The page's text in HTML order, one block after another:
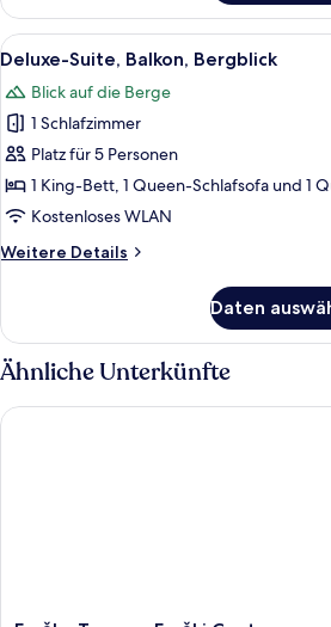
Doppelzimmer,
Balkon,
Bergblick
Alle
Fotos
für
Deluxe-
Suite,
Balkon,
Bergblick
Ein
7
Deluxe-Suite, Balkon, Bergblick
Blick auf die Berge
1 Schlafzimmer
Platz für 5 Personen
1 King-Bett, 1 Queen-Schlafsofa und 1
Kostenloses WLAN
Weitere Details
Weitere
Suite,
Balkon,
Bergblick
Daten
Ähnliche Unterkünfte
Fruške Terme - Fruški Cvet